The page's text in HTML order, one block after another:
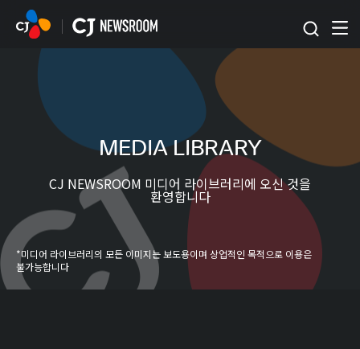
본문 바로가기
MEDIA LIBRARY
CJ NEWSROOM 미디어 라이브러리에 오신 것을
환영합니다
*미디어 라이브러리의 모든 이미지는 보도용이며 상업적인 목적으로 이용은
불가능합니다